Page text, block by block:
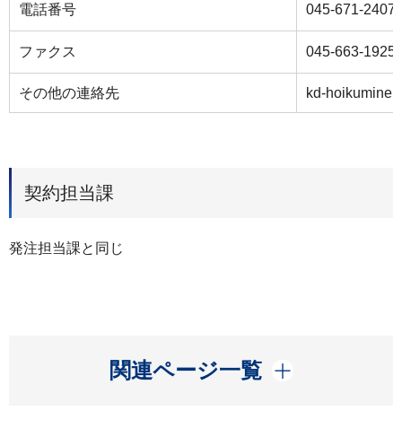
電話番号 045-671-2407
ファクス 045-663-1925
その他の連絡先 kd-
契約担当課
発注担当課と同じ
関連ページ一覧
開く